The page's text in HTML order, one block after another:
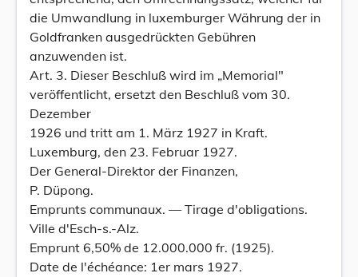
die Umwandlung in luxemburger Währung der in
Goldfranken ausgedrückten Gebühren
anzuwenden ist.
Art. 3. Dieser Beschluß wird im „Memorial"
veröffentlicht, ersetzt den Beschluß vom 30.
Dezember
1926 und tritt am 1. März 1927 in Kraft.
Luxemburg, den 23. Februar 1927.
Der General-Direktor der Finanzen,
P. Düpong.
Emprunts communaux. — Tirage d'obligations.
Ville d'Esch-s.-Alz.
Emprunt 6,50% de 12.000.000 fr. (1925).
Date de l'échéance: 1er mars 1927.